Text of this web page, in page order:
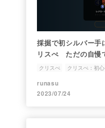
採掘で初シルバー手
リスぺ ただの自慢
クリスぺ クリスぺ：初
runasu
2023/07/24